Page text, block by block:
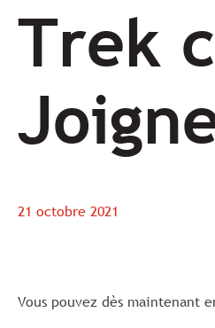
Trek
21 octobre 2021
Vous pouvez dès maintenant